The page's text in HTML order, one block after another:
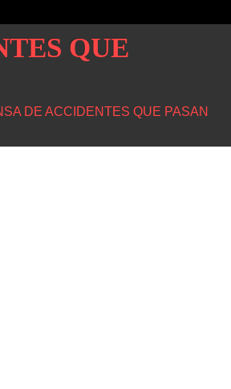
QUE
DE ACCIDENTES QUE PASAN